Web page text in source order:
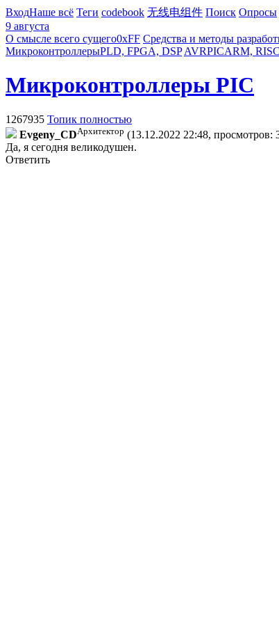
ВходНаше всё Теги codebook 无线电组件 Поиск Опросы
9 августа
О смысле всего сущего0xFF Средства и методы
МикроконтроллерыPLD, FPGA, DSP AVRPICARM,
Микроконтроллеры PIC
1267935 Топик полностью
Evgeny_CDАрхитектор (13.12.2022 22:48, просмотров:
Да, я сегодня великодушен.
Ответить